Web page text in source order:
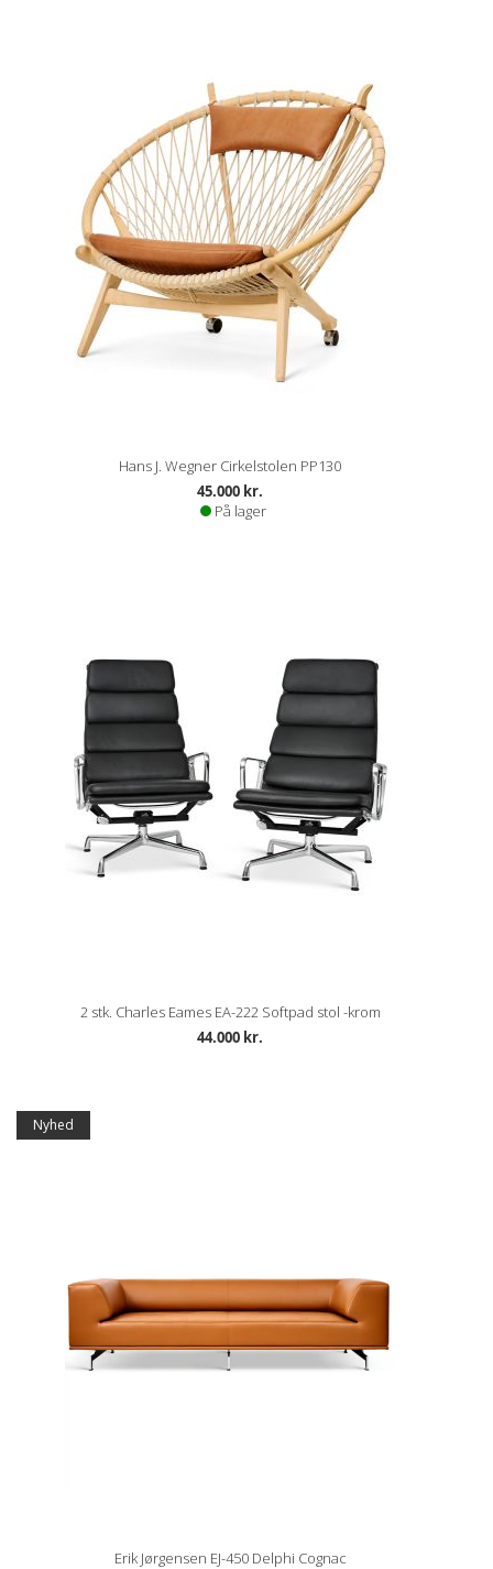
Hans J. Wegner Cirkelstolen PP130
45.000 kr.
På lager
2 stk. Charles Eames EA-222 Softpad stol -krom
44.000 kr.
Nyhed
Erik Jørgensen EJ-450 Delphi Cognac